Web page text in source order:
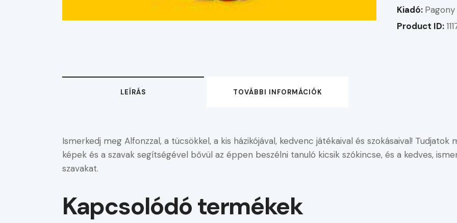
Kiadó:
Product ID:
LEÍRÁS TOVÁBBI INFORMÁCIÓK
Ismerkedj meg Alfonzzal, a tücsökkel, a kis házikójával, kedvenc játékaival és szokásaival!
képek és a szavak segítségével bővül az éppen beszélni tanuló kicsik szókincse, és a kedves,
szavakat.
Kapcsolódó termékek